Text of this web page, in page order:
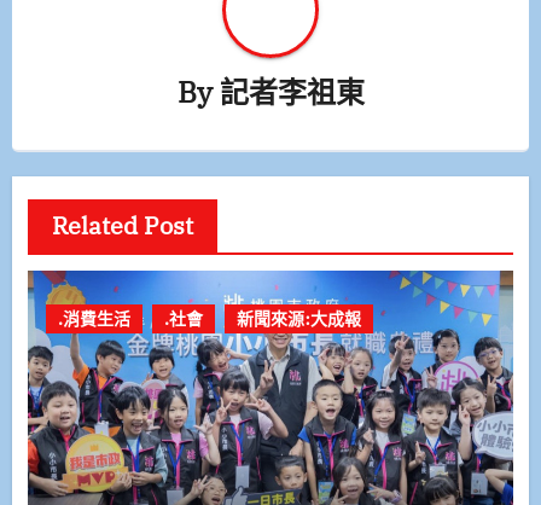
By記者李祖東
Related Post
.消費生活 .社會 新聞來源:大成報